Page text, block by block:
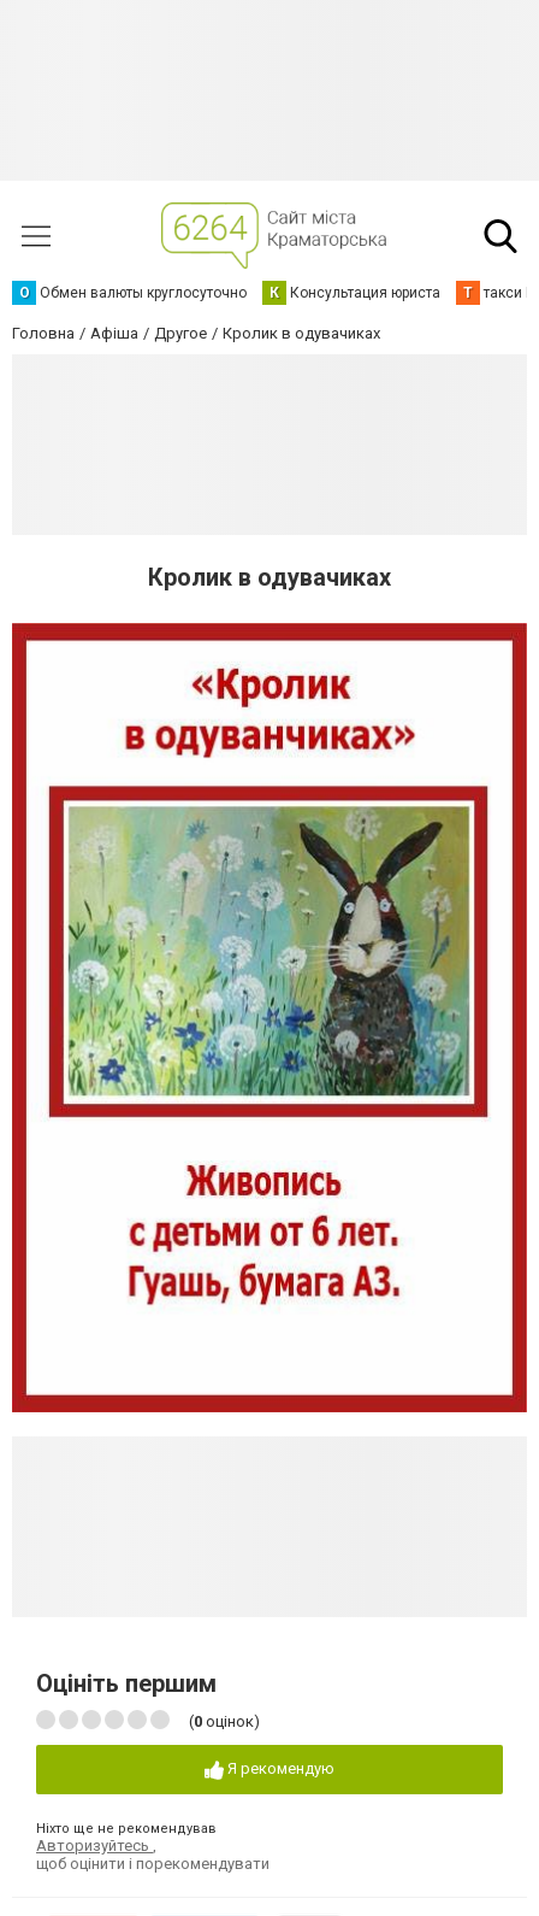
О Обмен валюты круглосуточно К Консультация юриста Т такси
Головна Афіша Другое Кролик в одувачиках
Кролик в одувачиках
Оцініть першим
(0 оцінок)
Я рекомендую
Ніхто ще не рекомендував
Авторизуйтесь
щоб оцінити і порекомендувати